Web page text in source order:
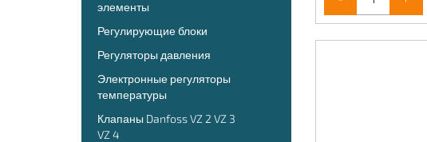
элементы
Регулирующие блоки
Регуляторы давления
Электронные регуляторы
температуры
Клапаны Danfoss VZ 2 VZ 3
VZ 4